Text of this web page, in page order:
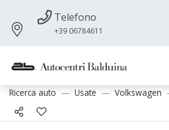
Telefono
+39 06784611
Ricerca auto Usate Volkswagen